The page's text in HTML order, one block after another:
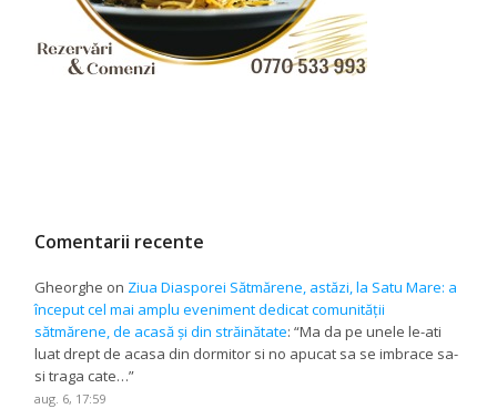
Comentarii recente
Gheorghe on Ziua Diasporei Sătmărene, astăzi, la Satu Mare: a
început cel mai amplu eveniment dedicat comunității
sătmărene, de acasă și din străinătate: “Ma da pe unele le-ati
luat drept de acasa din dormitor si no apucat sa se imbrace sa-
si traga cate…”
aug. 6, 17:59